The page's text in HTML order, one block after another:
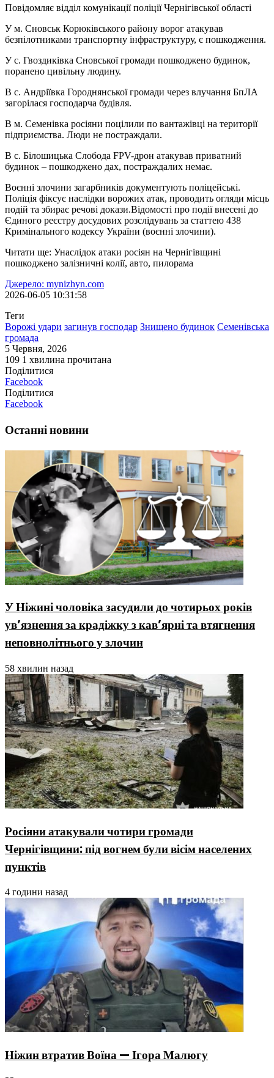
Повідомляє відділ комунікації поліції Чернігівської області
У м. Сновськ Корюківського району ворог атакував
безпілотниками транспортну інфраструктуру, є пошкодження.
У с. Гвоздиківка Сновської громади пошкоджено будинок,
поранено цивільну людину.
В с. Андріївка Городнянської громади через влучання БпЛА
загорілася господарча будівля.
В м. Семенівка росіяни поцілили по вантажівці на території
підприємства. Люди не постраждали.
В с. Білошицька Слобода FPV-дрон атакував приватний
будинок – пошкоджено дах, постраждалих немає.
Воєнні злочини загарбників документують поліцейські.
Поліція фіксує наслідки ворожих атак, проводить огляди місць
подій та збирає речові докази.Відомості про події внесені до
Єдиного реєстру досудових розслідувань за статтею 438
Кримінального кодексу України (воєнні злочини).
Читати ще: Унаслідок атаки росіян на Чернігівщині
пошкоджено залізничні колії, авто, пилорама
Джерело: mynizhyn.com
2026-06-05 10:31:58
Теги
Ворожі удари загинув господар Знищено будинок Семенівська
громада
5 Червня, 2026
109 1 хвилина прочитана
Поділитися
Facebook
Поділитися
Facebook
Останні новини
У Ніжині чоловіка засудили до чотирьох років
ув’язнення за крадіжку з кав’ярні та втягнення
неповнолітнього у злочин
58 хвилин назад
Росіяни атакували чотири громади
Чернігівщини: під вогнем були вісім населених
пунктів
4 години назад
Ніжин втратив Воїна — Ігора Малюгу